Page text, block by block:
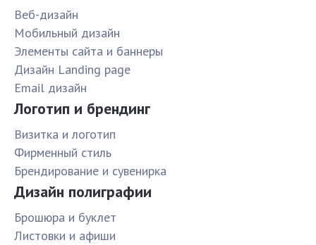
Веб-дизайн
Мобильный дизайн
Элементы сайта и баннеры
Дизайн Landing page
Email дизайн
Логотип и брендинг
Визитка и логотип
Фирменный стиль
Брендирование и сувенирка
Дизайн полиграфии
Брошюра и буклет
Листовки и афиши